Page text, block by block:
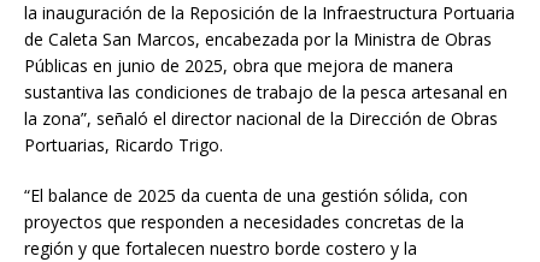
la inauguración de la Reposición de la Infraestructura Portuaria
de Caleta San Marcos, encabezada por la Ministra de Obras
Públicas en junio de 2025, obra que mejora de manera
sustantiva las condiciones de trabajo de la pesca artesanal en
la zona”, señaló el director nacional de la Dirección de Obras
Portuarias, Ricardo Trigo.
“El balance de 2025 da cuenta de una gestión sólida, con
proyectos que responden a necesidades concretas de la
región y que fortalecen nuestro borde costero y la